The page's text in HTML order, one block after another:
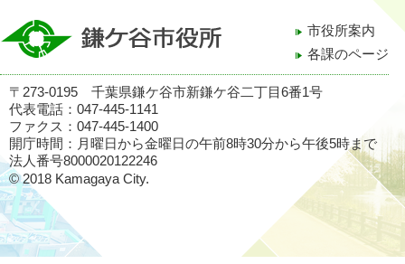
市役所案内
各課のページ
〒273-0195 千葉県鎌ケ谷市新鎌ケ谷二丁目6番1号
代表電話：047-445-1141
ファクス：047-445-1400
開庁時間：月曜日から金曜日の午前8時30分から午後5時まで
法人番号8000020122246
© 2018 Kamagaya City.